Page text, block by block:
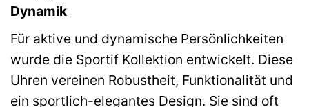
Dynamik
Für aktive und dynamische Persönlichkeiten
wurde die Sportif Kollektion entwickelt. Diese
Uhren vereinen Robustheit, Funktionalität und
ein sportlich-elegantes Design. Sie sind oft